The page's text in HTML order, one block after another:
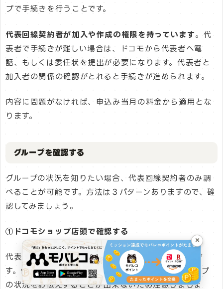
プで手続きを行うことです。
代表回線契約者が加入や作成の権限を持っています。代
表者で手続きが難しい場合は、ドコモから代表者へ電
話、もしくは委任状を提出が必要になります。代表者と
加入者の関係の確認がとれると手続きが進められます。
内容に問題がなければ、申込み当月の料金から適用とな
ります。
グループを確認する
グループの状況を知りたい場合、代表回線契約者のみ調
べることが可能です。方法は３パターンありますので、確
認してみましょう。
①ドコモショップ店頭で確認する
代表回線契約者であれば店頭で確認することが可能で
す。個人情報の観点から代表回線契約者しか、グループ
の状況をお伝えすることが出来ないため注意しましょ
×